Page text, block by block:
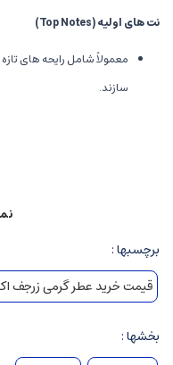
نت های اولیه(Top Notes)
معمولاً شامل رایحه های
سازند.
این نت ها شخصیت عطر را
کند.
نت های پایه
برچسبها :
قیمت خرید عطر گرمی زرجف
بخشها :